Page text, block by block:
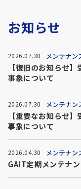
お知らせ
2026.07.30 メンテナン
【復旧のお知らせ
事象について
2026.07.30 メンテナン
【重要なお知らせ
事象について
2026.04.30 メンテナン
GAIT定期メンテナ